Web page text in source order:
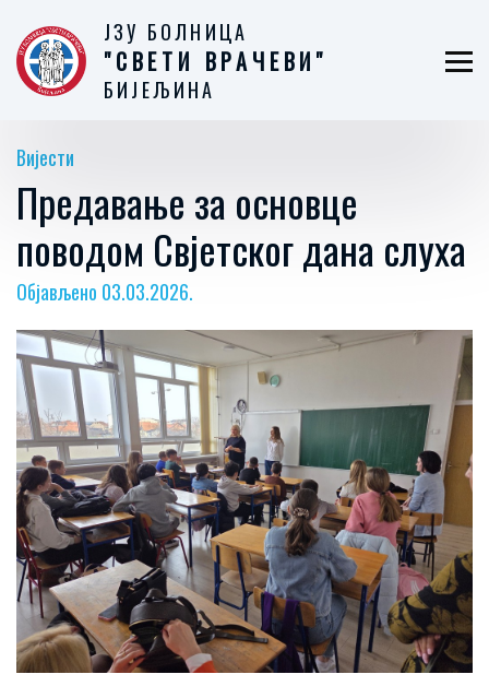
ЈЗУ БОЛНИЦА
"СВЕТИ ВРАЧЕВИ"
БИЈЕЉИНА
Вијести
Предавање за основце
поводом Свјетског дана слуха
Објављено 03.03.2026.